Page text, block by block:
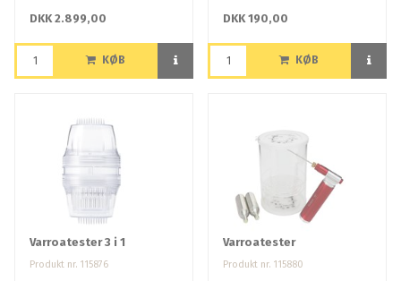
DKK 2.899,00
KØB
DKK 190,00
KØB
Varroatester 3 i 1
Produkt nr. 115876
Varroatester
Produkt nr. 115880